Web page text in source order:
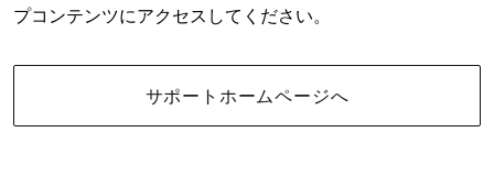
プコンテンツにアクセスしてください。
サポートホームページへ